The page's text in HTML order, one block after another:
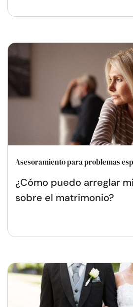
Asesoramiento para problemas
¿Cómo puedo arreglar
sobre el matrimonio?